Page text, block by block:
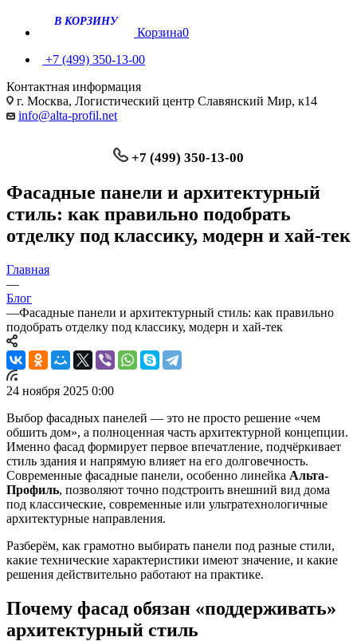
Корзина0
+7 (499) 350-13-00
Контактная информация
г. Москва, Логистический центр Славянский Мир, к14
info@alta-profil.net
+7 (499) 350-13-00
Фасадные панели и архитектурный
стиль: как правильно подобрать
отделку под классику, модерн и хай-тек
Главная
—
Блог
—Фасадные панели и архитектурный стиль: как правильно
подобрать отделку под классику, модерн и хай-тек
24 ноября 2025 0:00
Выбор фасадных панелей — это не просто решение «чем
обшить дом», а полноценная часть архитектурной концепции.
Именно фасад формирует первое впечатление, подчёркивает
стиль здания и напрямую влияет на его долговечность.
Современные фасадные панели, особенно линейка Альта-
Профиль, позволяют точно подстроить внешний вид дома
под классические, современные или ультратехнологичные
архитектурные направления.
Разберём, как грамотно выбирать панели под разные стили,
какие технические характеристики имеют значение, и какие
решения действительно работают на практике.
Почему фасад обязан «поддерживать»
архитектурный стиль